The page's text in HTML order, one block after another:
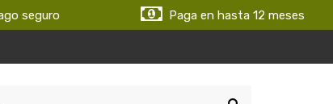
seguro Paga en hasta 12 meses